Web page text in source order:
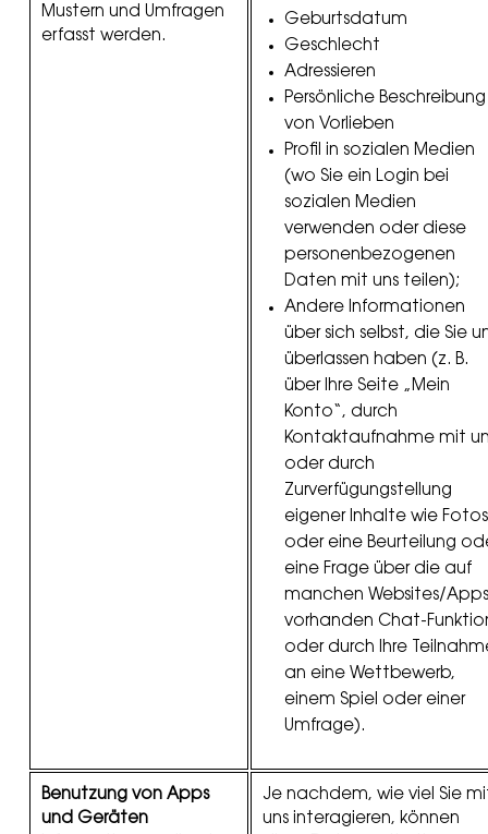
Mustern und Umfragen
erfasst werden.
Geburtsdatum
Geschlecht
Adressieren
Persönliche Beschreibung
von Vorlieben
Profil in sozialen Medien
(wo Sie ein Login bei
sozialen Medien
verwenden oder diese
personenbezogenen
Daten mit uns teilen);
Andere Informationen
über sich selbst, die Sie
überlassen haben (z. B.
über Ihre Seite „Mein
Konto“, durch
Kontaktaufnahme mit
oder durch
Zurverfügungstellung
eigener Inhalte wie Fotos
oder eine Beurteilung
eine Frage über die auf
manchen Websites/Apps
vorhanden Chat-
oder durch Ihre
an eine Wettbewerb,
einem Spiel oder einer
Umfrage).
Benutzung von Apps
und Geräten
Je nachdem, wie viel Sie
uns interagieren, können